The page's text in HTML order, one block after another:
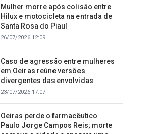
Mulher morre após colisão entre
Hilux e motocicleta na entrada de
Santa Rosa do Piauí
26/07/2026 12:09
Caso de agressão entre mulheres
em Oeiras reúne versões
divergentes das envolvidas
23/07/2026 17:07
Oeiras perde o farmacêutico
Paulo Jorge Campos Reis; morte